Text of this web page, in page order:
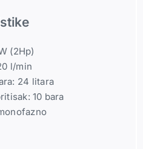
(2Hp)
l/min
24 litara
10 bara